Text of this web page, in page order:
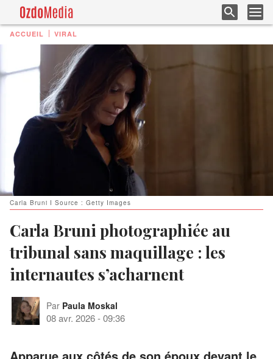
ACCUEIL VIRAL
Carla Bruni I Source : Getty Images
Carla Bruni photographiée au
tribunal sans maquillage : les
internautes s’acharnent
Par Paula Moskal
08 avr. 2026-09:36